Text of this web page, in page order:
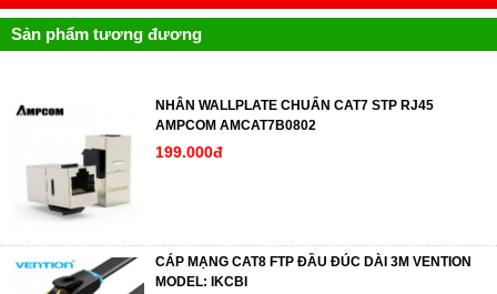
Sản phẩm tương đương
NHÂN WALLPLATE CHUẨN CAT7 STP RJ45
AMPCOM AMCAT7B0802
199.000đ
CÁP MẠNG CAT8 FTP ĐẦU ĐÚC DÀI 3M VENTION
MODEL: IKCBI